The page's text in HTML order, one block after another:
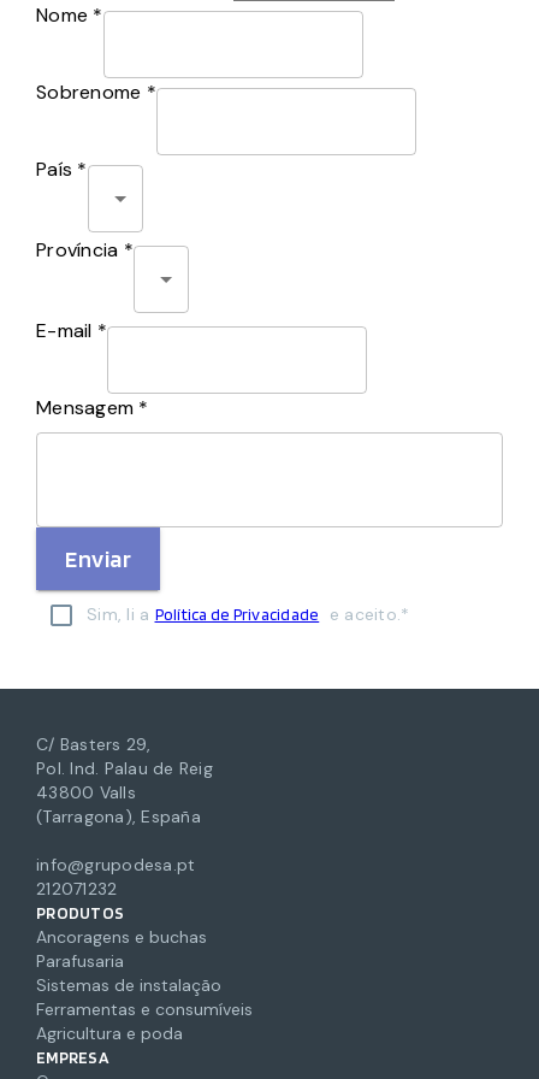
Nome *
Sobrenome *
País *
Província *
E-mail *
Mensagem *
Enviar
Sim, li a Política de Privacidade e aceito.*
C/ Basters 29,
Pol. Ind. Palau de Reig
43800 Valls
(Tarragona), España
info@grupodesa.pt
212071232
PRODUTOS
Ancoragens e buchas
Parafusaria
Sistemas de instalação
Ferramentas e consumíveis
Agricultura e poda
EMPRESA